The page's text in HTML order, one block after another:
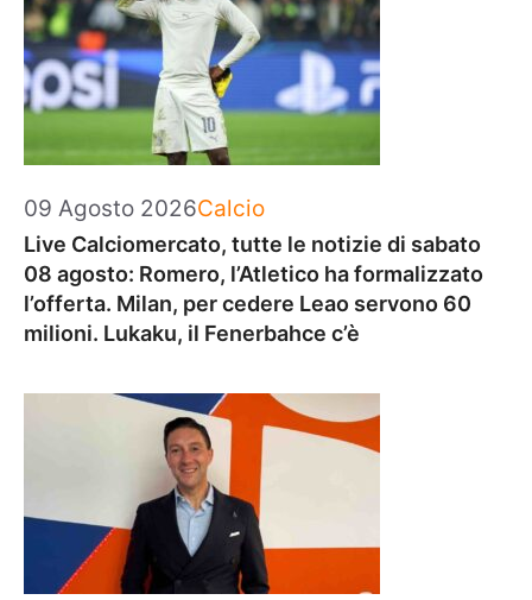
09 Agosto 2026Categorie
Calcio
Live Calciomercato, tutte le notizie di sabato
08 agosto: Romero, l’Atletico ha formalizzato
l’offerta. Milan, per cedere Leao servono 60
milioni. Lukaku, il Fenerbahce c’è